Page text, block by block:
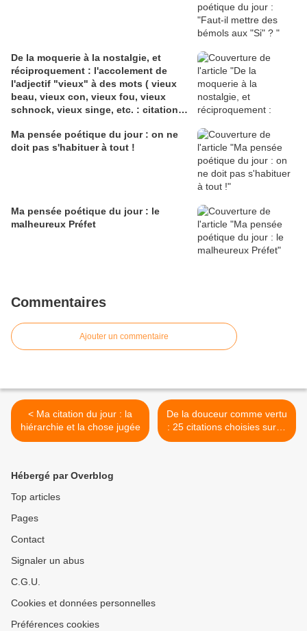
De la moquerie à la nostalgie, et
réciproquement : l'accolement de
l'adjectif "vieux" à des mots ( vieux
beau, vieux con, vieux fou, vieux
schnock, vieux singe, etc. : citations,
Ma pensée poétique du jour : on ne
doit pas s'habituer à tout !
Ma pensée poétique du jour : le
malheureux Préfet
Commentaires
Ajouter un commentaire
< Ma citation du jour : la
hiérarchie et la chose jugée
De la douceur comme vertu
: 25 citations choisies sur le
thème >
Hébergé par Overblog
Top articles
Pages
Contact
Signaler un abus
C.G.U.
Cookies et données personnelles
Préférences cookies